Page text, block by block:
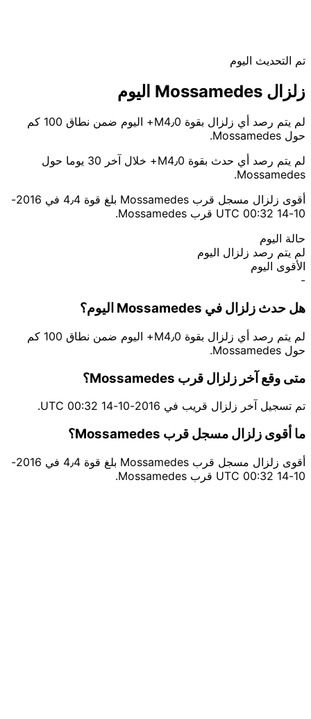
تم التحديث اليوم
زلزال Mossamedes اليوم
لم يتم رصد أي زلزال بقوة M4٫0+ اليوم ضمن نطاق 100 كم
حول Mossamedes.
لم يتم رصد أي حدث بقوة M4٫0+ خلال آخر 30 يوما حول
Mossamedes.
أقوى زلزال مسجل قرب Mossamedes بلغ قوة 4٫4 في 2016-
10-14 00:32 UTC قرب Mossamedes.
حالة اليوم
لم يتم رصد زلزال اليوم
الأقوى اليوم
-
هل حدث زلزال في Mossamedes اليوم؟
لم يتم رصد أي زلزال بقوة M4٫0+ اليوم ضمن نطاق 100 كم
حول Mossamedes.
متى وقع آخر زلزال قرب Mossamedes؟
تم تسجيل آخر زلزال قريب في 2016-10-14 00:32 UTC.
ما أقوى زلزال مسجل قرب Mossamedes؟
أقوى زلزال مسجل قرب Mossamedes بلغ قوة 4٫4 في 2016-
10-14 00:32 UTC قرب Mossamedes.